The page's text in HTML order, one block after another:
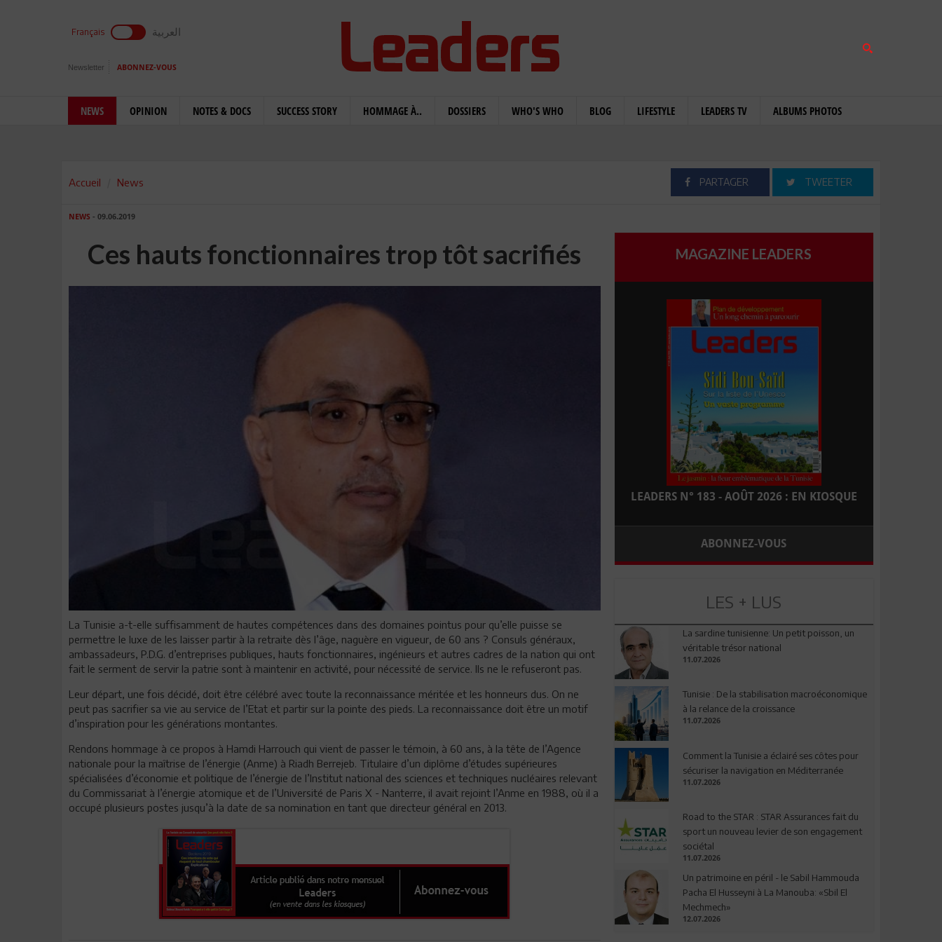
Français العربية
Newsletter ABONNEZ-VOUS
NEWS OPINION NOTES & DOCS SUCCESS STORY HOMMAGE À.. DOSSIERS WHO'S WHO BLOG LIFESTYLE LEADERS TV ALBUMS PHOTOS
Accueil News PARTAGER TWEETER
NEWS - 09.06.2019
Ces hauts fonctionnaires trop tôt sacrifiés
La Tunisie a-t-elle suffisamment de hautes compétences dans des domaines pointus pour qu’elle puisse se
permettre le luxe de les laisser partir à la retraite dès l’âge, naguère en vigueur, de 60 ans ? Consuls généraux,
ambassadeurs, P.D.G. d’entreprises publiques, hauts fonctionnaires, ingénieurs et autres cadres de la nation qui ont
fait le serment de servir la patrie sont à maintenir en activité, pour nécessité de service. Ils ne le refuseront pas.
Leur départ, une fois décidé, doit être célébré avec toute la reconnaissance méritée et les honneurs dus. On ne
peut pas sacrifier sa vie au service de l’Etat et partir sur la pointe des pieds. La reconnaissance doit être un motif
d’inspiration pour les générations montantes.
Rendons hommage à ce propos à Hamdi Harrouch qui vient de passer le témoin, à 60 ans, à la tête de l’Agence
nationale pour la maîtrise de l’énergie (Anme) à Riadh Berrejeb. Titulaire d’un diplôme d’études supérieures
spécialisées d’économie et politique de l’énergie de l’Institut national des sciences et techniques nucléaires relevant
du Commissariat à l’énergie atomique et de l’Université de Paris X - Nanterre, il avait rejoint l’Anme en 1988, où il a
occupé plusieurs postes jusqu’à la date de sa nomination en tant que directeur général en 2013.
MAGAZINE LEADERS
LEADERS N° 183 - AOÛT 2026 : EN KIOSQUE
ABONNEZ-VOUS
LES + LUS
La sardine tunisienne: Un petit poisson, un
véritable trésor national
11.07.2026
Tunisie : De la stabilisation macroéconomique
à la relance de la croissance
11.07.2026
Comment la Tunisie a éclairé ses côtes pour
sécuriser la navigation en Méditerranée
11.07.2026
Road to the STAR : STAR Assurances fait du
sport un nouveau levier de son engagement
sociétal
11.07.2026
Un patrimoine en péril - le Sabil Hammouda
Pacha El Husseyni à La Manouba: «Sbil El
Mechmech»
12.07.2026